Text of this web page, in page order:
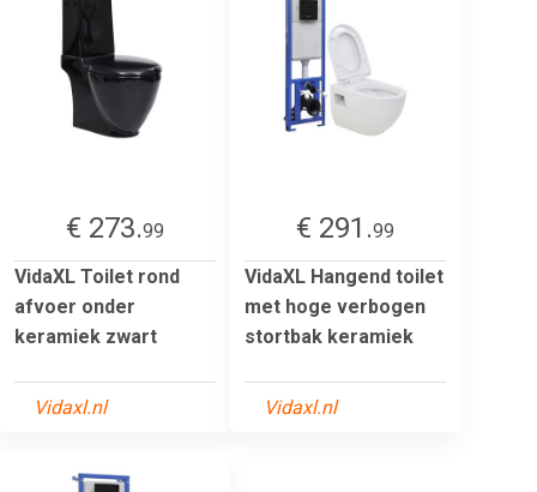
€ 273.99
VidaXL Toilet rond
afvoer onder
keramiek zwart
Vidaxl.nl
€ 291.99
VidaXL Hangend toilet
met hoge verbogen
stortbak keramiek
Vidaxl.nl